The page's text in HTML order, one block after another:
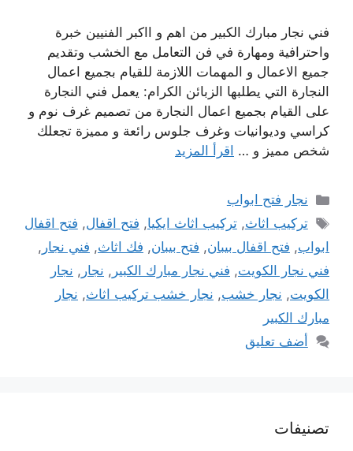
فني نجار مبارك الكبير من اهم و ااكبر الفنيين خبرة
واحترافية ومهارة في فن التعامل مع الخشب وتقديم
جميع الاعمال و المهمات اللازمة للقيام بجميع اعمال
النجارة التي يطلبها الزبائن الكرام: يعمل فني النجارة
على القيام بجميع اعمال النجارة من تصميم غرف نوم و
كراسي وديوانيات وغرف جلوس رائعة و مميزة تجعلك
شخص مميز و … اقرأ المزيد
التصنيفات
نجار فتح ابواب
الوسوم
تركيب اثاث,تركيب اثاث ايكيا, فتح اقفال, فتح اقفال
ابواب, فتح اقفال بيبان, فتح بيبان, فك اثاث, فني نجار ,
فني نجار الكويت, فني نجار مبارك الكبير , نجار , نجار
الكويت, نجار خشب, نجار خشب تركيب اثاث, نجار
مبارك الكبير
أضف تعليق
تصنيفات